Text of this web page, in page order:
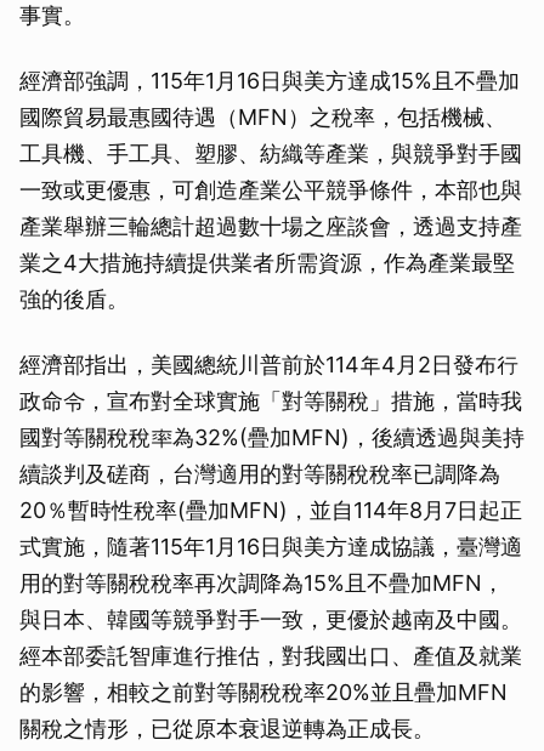
事實。
經濟部強調，115年1月16日與美方達成15%且不疊加
國際貿易最惠國待遇（MFN）之稅率，包括機械、
工具機、手工具、塑膠、紡織等產業，與競爭對手國
一致或更優惠，可創造產業公平競爭條件，本部也與
產業舉辦三輪總計超過數十場之座談會，透過支持產
業之4大措施持續提供業者所需資源，作為產業最堅
強的後盾。
經濟部指出，美國總統川普前於114年4月2日發布行
政命令，宣布對全球實施「對等關稅」措施，當時我
國對等關稅稅率為32%(疊加MFN)，後續透過與美持
續談判及磋商，台灣適用的對等關稅稅率已調降為
20％暫時性稅率(疊加MFN)，並自114年8月7日起正
式實施，隨著115年1月16日與美方達成協議，臺灣適
用的對等關稅稅率再次調降為15%且不疊加MFN，
與日本、韓國等競爭對手一致，更優於越南及中國。
經本部委託智庫進行推估，對我國出口、產值及就業
的影響，相較之前對等關稅稅率20%並且疊加MFN
關稅之情形，已從原本衰退逆轉為正成長。
取消